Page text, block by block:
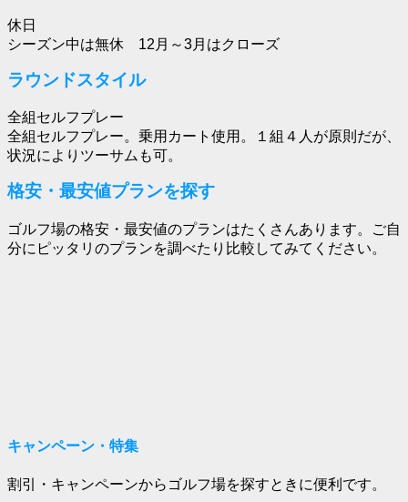
休日
シーズン中は無休 12月～3月はクローズ
ラウンドスタイル
全組セルフプレー
全組セルフプレー。乗用カート使用。１組４人が原則だが、
状況によりツーサムも可。
格安・最安値プランを探す
ゴルフ場の格安・最安値のプランはたくさんあります。ご自
分にピッタリのプランを調べたり比較してみてください。
キャンペーン・特集
割引・キャンペーンからゴルフ場を探すときに便利です。